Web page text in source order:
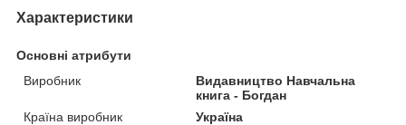
Характеристики
Основні атрибути
Виробник
Видавництво Навчальна
книга - Богдан
Країна виробник
Україна